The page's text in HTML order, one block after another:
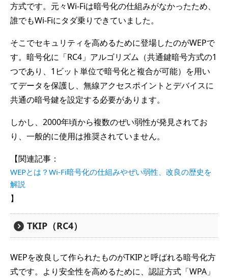
方式です。元々Wi-Fiは暗号化の仕組みがなかったため、
誰でもWi-Fiにタダ乗りできていました。
そこでセキュリティを高めるために登場したのがWEPで
す。暗号化に「RC4」アルゴリズム（共通鍵暗号方式の1
つであり、1ビット単位で暗号化と複合が可能）を用い
てデータを保護し、無線アクセスポイントとデバイスに
共通の暗号鍵を設定する必要があります。
しかし、2000年頃から複数のぜい弱性が発見されてお
り、一般的に使用は推奨されていません。
【関連記事：
WEPとは？Wi-Fi暗号化の仕組みやぜい弱性、改良の歴史を
解説
】
TKIP（RC4）
WEPを改良して作られたものがTKIPと呼ばれる暗号化方
式です。より安全性を高めるために、認証方式「WPA」